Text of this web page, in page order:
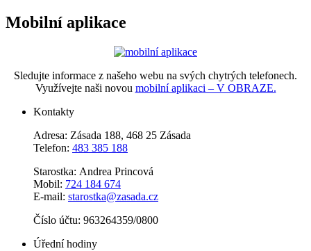
Mobilní aplikace
Sledujte informace z našeho webu na svých chytrých telefonech.
Využívejte naši novou mobilní aplikaci – V OBRAZE.
Kontakty
Adresa: Zásada 188, 468 25 Zásada
Telefon: 483 385 188
Starostka: Andrea Princová
Mobil: 724 184 674
E-mail: starostka@zasada.cz
Číslo účtu: 963264359/0800
Úřední hodiny